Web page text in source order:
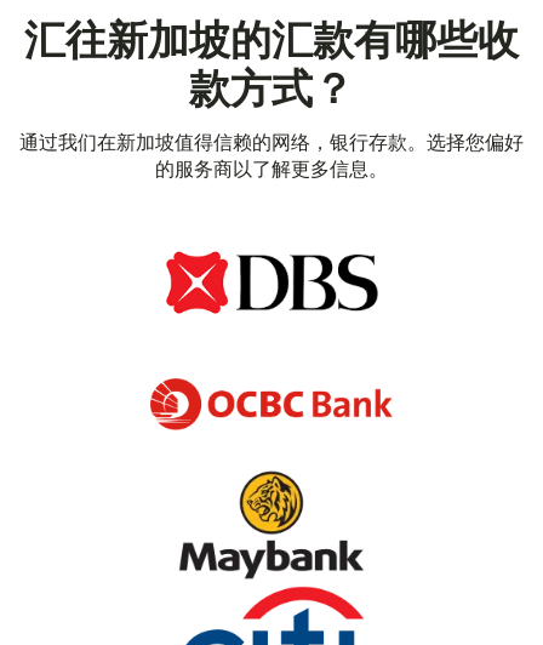
汇往新加坡的汇款有哪些收
款方式？
通过我们在新加坡值得信赖的网络，银行存款。选择您偏好
的服务商以了解更多信息。